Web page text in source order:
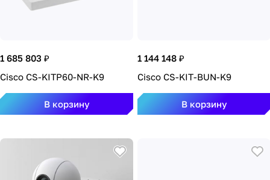
1 685 803 ₽
Cisco CS-KITP60-NR-K9
В корзину
1 144 148 ₽
Cisco CS-KIT-BUN-K9
В корзину